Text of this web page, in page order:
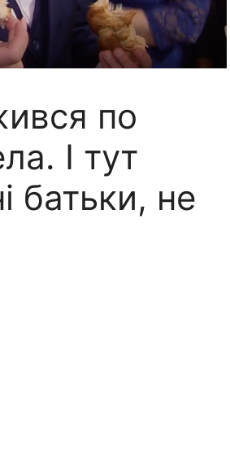
по
І тут
батьки, не